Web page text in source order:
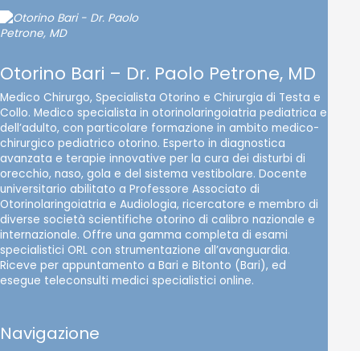
Otorino Bari – Dr. Paolo Petrone, MD
Medico Chirurgo, Specialista Otorino e Chirurgia di Testa e
Collo. Medico specialista in otorinolaringoiatria pediatrica e
dell’adulto, con particolare formazione in ambito medico-
chirurgico pediatrico otorino. Esperto in diagnostica
avanzata e terapie innovative per la cura dei disturbi di
orecchio, naso, gola e del sistema vestibolare. Docente
universitario abilitato a Professore Associato di
Otorinolaringoiatria e Audiologia, ricercatore e membro di
diverse società scientifiche otorino di calibro nazionale e
internazionale. Offre una gamma completa di esami
specialistici ORL con strumentazione all’avanguardia.
Riceve per appuntamento a Bari e Bitonto (Bari), ed
esegue teleconsulti medici specialistici online.
Navigazione